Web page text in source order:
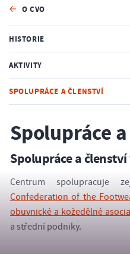
O CVO
HISTORIE
AKTIVITY
SPOLUPRÁCE A ČLENSTVÍ
Spolupráce
Spolupráce a
Centrum spolupracuje
Confederation of the
obuvnické a kožedělné
a střední podniky.